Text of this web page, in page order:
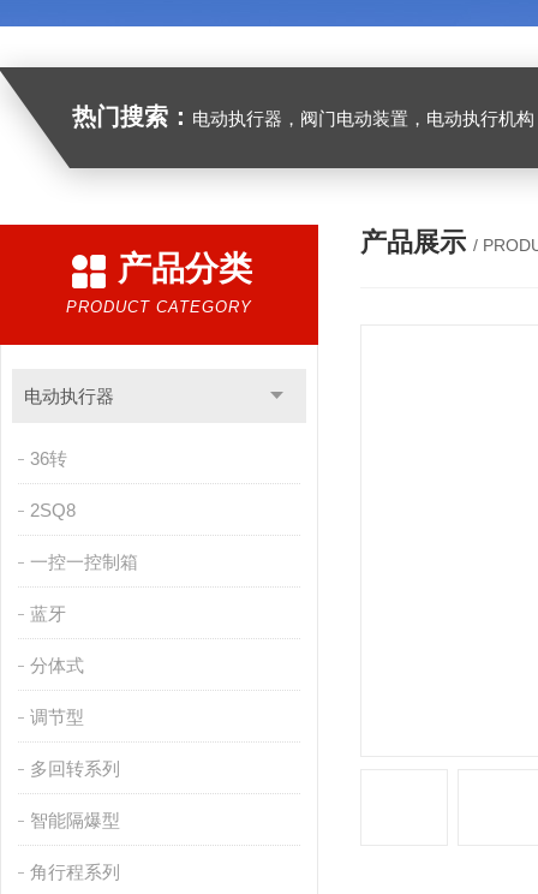
热门搜索： 电动执行器，阀门电动装置，电动执行机构，阀门驱动装置，电动头，角行
产品分类
PRODUCT CATEGORY
电动执行器
36转
2SQ8
一控一控制箱
蓝牙
分体式
调节型
多回转系列
智能隔爆型
角行程系列
产品展示 /